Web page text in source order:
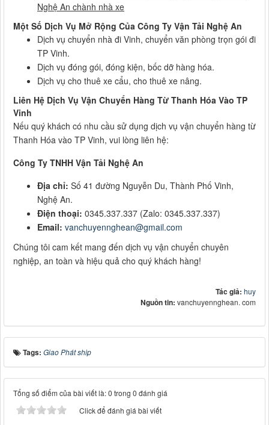
Nghệ An chành nhà xe
Một Số Dịch Vụ Mở Rộng Của Công Ty Vận Tải Nghệ An
Dịch vụ chuyển nhà đi Vinh, chuyển văn phòng trọn gói đi
TP Vinh.
Dịch vụ đóng gói, đóng kiện, bốc dỡ hàng hóa.
Dịch vụ cho thuê xe cẩu, cho thuê xe nâng.
Liên Hệ Dịch Vụ Vận Chuyển Hàng Từ Thanh Hóa Vào TP
Vinh
Nếu quý khách có nhu cầu sử dụng dịch vụ vận chuyển hàng từ
Thanh Hóa vào TP Vinh, vui lòng liên hệ:
Công Ty TNHH Vận Tải Nghệ An
Địa chỉ: Số 41 đường Nguyễn Du, Thành Phố Vinh,
Nghệ An.
Điện thoại: 0345.337.337 (Zalo: 0345.337.337)
Email: vanchuyennghean@gmail.com
Chúng tôi cam kết mang đến dịch vụ vận chuyển chuyên
nghiệp, an toàn và hiệu quả cho quý khách hàng!
Tác giả: huy
Nguồn tin: vanchuyennghean. com
Tags: Giao Phát ship
Tổng số điểm của bài viết là: 0 trong 0 đánh giá
Click để đánh giá bài viết